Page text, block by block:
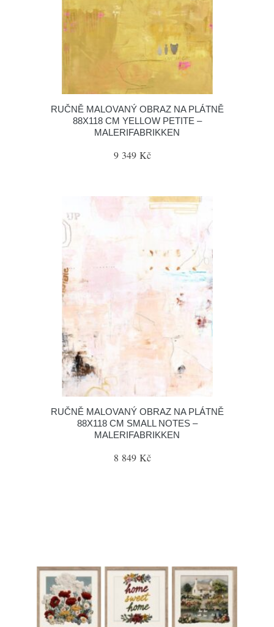
RUČNĚ MALOVANÝ OBRAZ NA PLÁTNĚ
88X118 CM YELLOW PETITE –
MALERIFABRIKKEN
9 349 Kč
RUČNĚ MALOVANÝ OBRAZ NA PLÁTNĚ
88X118 CM SMALL NOTES –
MALERIFABRIKKEN
8 849 Kč